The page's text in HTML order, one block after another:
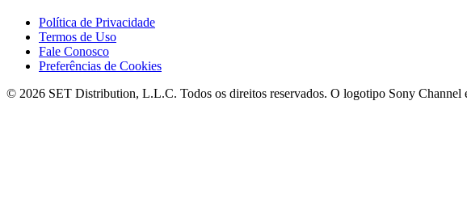
Política de Privacidade
Termos de Uso
Fale Conosco
Preferências de Cookies
© 2026 SET Distribution, L.L.C. Todos os direitos reservados. O logotipo Sony